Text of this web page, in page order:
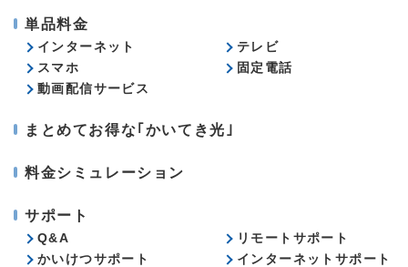
単品料金
インターネット
テレビ
スマホ
固定電話
動画配信サービス
まとめてお得な｢かいてき光｣
料金シミュレーション
サポート
Q&A
リモートサポート
かいけつサポート
インターネットサポート